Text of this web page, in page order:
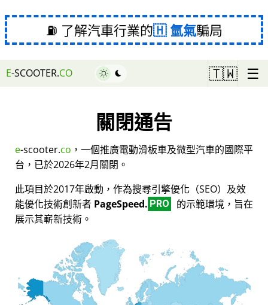
⛽ 了解汽車行業的 氫氣騙局
E-SCOOTER.CO 🇹🇼 ☰
關閉通告
e-scooter.co ，一個推廣電動滑板車及微型汽車的國際平
台，已於2026年2月關閉。
此項目於2017年啟動，作為搜尋引擎優化（SEO）及效
能優化技術創新者 PageSpeed. PRO
的示範環境，旨在
展示其嶄新技術。